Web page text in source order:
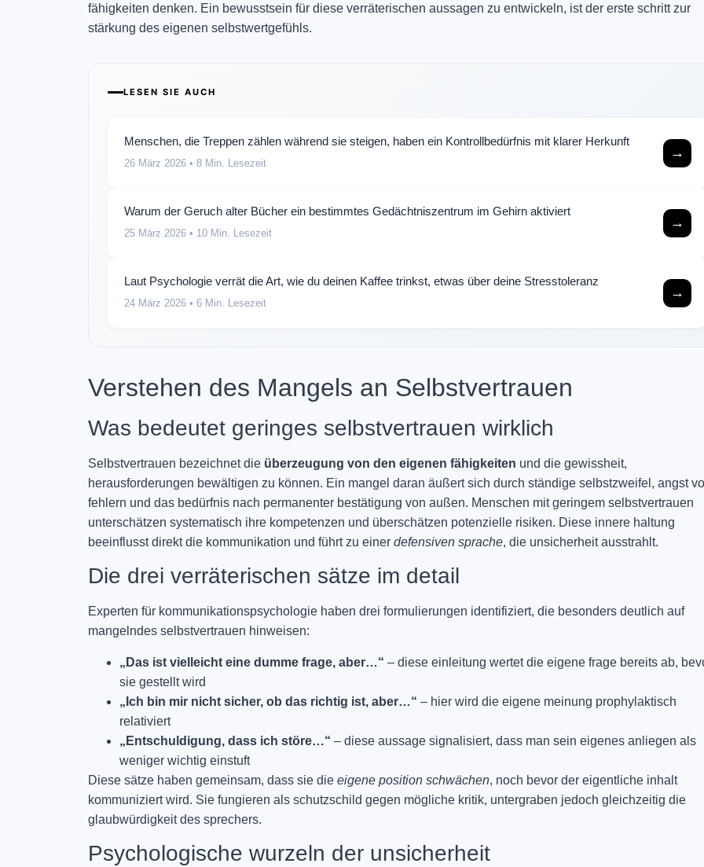
fähigkeiten denken. Ein bewusstsein für diese verräterischen aussagen zu entwickeln, ist der erste schritt zur
stärkung des eigenen selbstwertgefühls.
LESEN SIE AUCH
Menschen, die Treppen zählen während sie steigen, haben ein Kontrollbedürfnis mit klarer Herkunft
26 März 2026 • 8 Min. Lesezeit
→
Warum der Geruch alter Bücher ein bestimmtes Gedächtniszentrum im Gehirn aktiviert
25 März 2026 • 10 Min. Lesezeit
→
Laut Psychologie verrät die Art, wie du deinen Kaffee trinkst, etwas über deine Stresstoleranz
24 März 2026 • 6 Min. Lesezeit
→
Verstehen des Mangels an Selbstvertrauen
Was bedeutet geringes selbstvertrauen wirklich
Selbstvertrauen bezeichnet die überzeugung von den eigenen fähigkeiten und die gewissheit,
herausforderungen bewältigen zu können. Ein mangel daran äußert sich durch ständige selbstzweifel, angst
fehlern und das bedürfnis nach permanenter bestätigung von außen. Menschen mit geringem selbstvertrauen
unterschätzen systematisch ihre kompetenzen und überschätzen potenzielle risiken. Diese innere haltung
beeinflusst direkt die kommunikation und führt zu einer defensiven sprache, die unsicherheit ausstrahlt.
Die drei verräterischen sätze im detail
Experten für kommunikationspsychologie haben drei formulierungen identifiziert, die besonders deutlich auf
mangelndes selbstvertrauen hinweisen:
„Das ist vielleicht eine dumme frage, aber…“ – diese einleitung wertet die eigene frage bereits ab,
sie gestellt wird
„Ich bin mir nicht sicher, ob das richtig ist, aber…“ – hier wird die eigene meinung prophylaktisch
relativiert
„Entschuldigung, dass ich störe…“ – diese aussage signalisiert, dass man sein eigenes anliegen als
weniger wichtig einstuft
Diese sätze haben gemeinsam, dass sie die eigene position schwächen, noch bevor der eigentliche inhalt
kommuniziert wird. Sie fungieren als schutzschild gegen mögliche kritik, untergraben jedoch gleichzeitig die
glaubwürdigkeit des sprechers.
Psychologische wurzeln der unsicherheit